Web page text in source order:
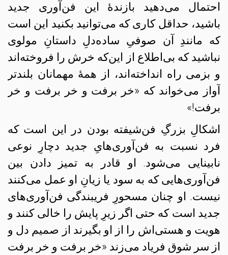
احتمال می‌دهید بازندهٔ این فن‌آوری جدید
باشید، حداقل کاری که می‌توانید بکنید این است
که مانندِ آن صوفیِ ساده‌دلِ داستانِ مولوی
نباشید که بی‌اطلاع از این‌که خرش را فروخته‌اند
و بزمی راه انداخته‌اند، از همهٔ مهمانان بلندتر
آواز می‌خواند که «خر برفت و خر برفت و خر
برفت!»
اشکالِ بزرگِ فن‌شیفته بودن در این است که
فرد نسبت به فن‌آوری‌هایِ جدید دچارِ نوعی
نابینایی می‌شود. او قادر به تمیز دادن بین
فن‌آوری‌هایی که به سود یا زیانِ او عمل می‌کنند
نیست. او چنان مسحورِ فریبندگی فن‌آوری‌های
جدید است که حتی اگر زیرِ پایش را خالی کنند و
هویت و هستی‌اش را از او بگیرند از صمیم دل و
از سر شوق فریاد می‌زند «خر برفت و خر برفت